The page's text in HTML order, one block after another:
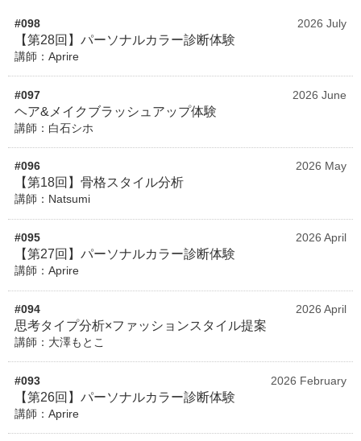
#098 2026 July
【第28回】パーソナルカラー診断体験
講師：Aprire
#097 2026 June
ヘア&メイクブラッシュアップ体験
講師：白石シホ
#096 2026 May
【第18回】骨格スタイル分析
講師：Natsumi
#095 2026 April
【第27回】パーソナルカラー診断体験
講師：Aprire
#094 2026 April
思考タイプ分析×ファッションスタイル提案
講師：大澤もとこ
#093 2026 February
【第26回】パーソナルカラー診断体験
講師：Aprire